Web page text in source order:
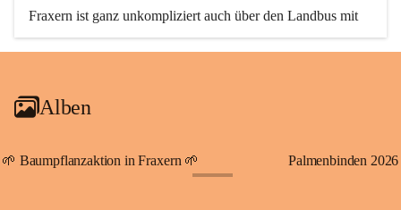
Fraxern ist ganz unkompliziert auch über den Landbus mit
den öffentlichen Verkehrsmitteln zu erreichen. Die Linie
An Samstagen, Sonn- und Feiertagen können Sie bequem
persönlichen Linienbus zur gewünschten Zeit zu Ihrer
Haltestelle bestellen. Sowohl von Weiler kommend nach
Alben
🌱 Baumpflanzaktion in Fraxern 🌱 Palmenbinden 2026